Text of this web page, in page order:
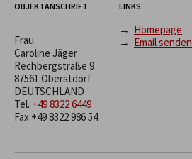
OBJEKTANSCHRIFT
Frau
Caroline Jäger
Rechbergstraße 9
87561 Oberstdorf
DEUTSCHLAND
Tel. +49 8322 6449
Fax +49 8322 986 54
LINKS
→ Homepage
→ Email senden